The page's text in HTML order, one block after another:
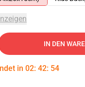
IN DEN
in 02: 42: 53